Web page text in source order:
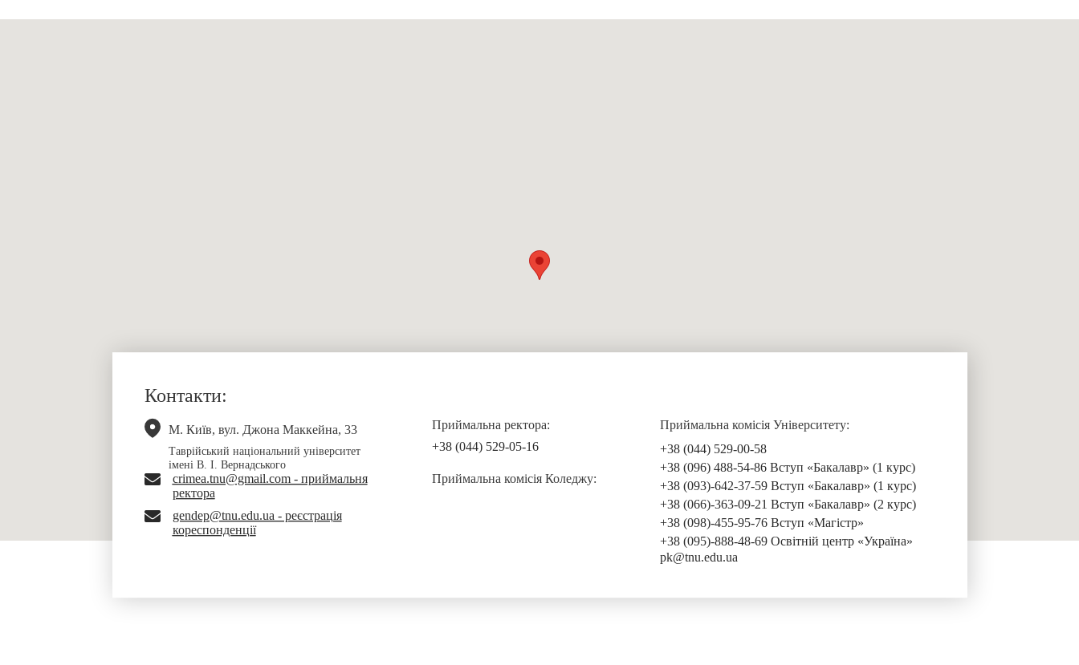
Контакти:
М. Київ, вул. Джона Маккейна, 33
Таврійський національний університет
імені В. І. Вернадського
crimea.tnu@gmail.com - приймальня
ректора
gendep@tnu.edu.ua - реєстрація
кореспонденції
Приймальна ректора:
+38 (044) 529-05-16
Приймальна комісія Коледжу:
Приймальна комісія Університету:
+38 (044) 529-00-58
+38 (096) 488-54-86 Вступ «Бакалавр» (1 курс)
+38 (093)-642-37-59 Вступ «Бакалавр» (1 курс)
+38 (066)-363-09-21 Вступ «Бакалавр» (2 курс)
+38 (098)-455-95-76 Вступ «Магістр»
+38 (095)-888-48-69 Освітній центр «Україна»
pk@tnu.edu.ua